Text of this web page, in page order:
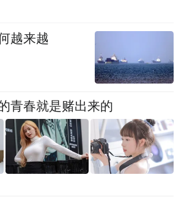
越来越
青春就是赌出来的